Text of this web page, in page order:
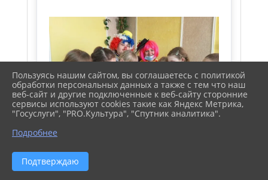
Пользуясь нашим сайтом, вы соглашаетесь с политикой
обработки персональных данных а также с тем что наш
веб-сайт и другие подключенные к веб-сайту сторонние
сервисы используют cookies такие как Яндекс Метрика,
"Госуслуги", "PRO.Культура", "Спутник аналитика".
Подробнее
Подтверждаю